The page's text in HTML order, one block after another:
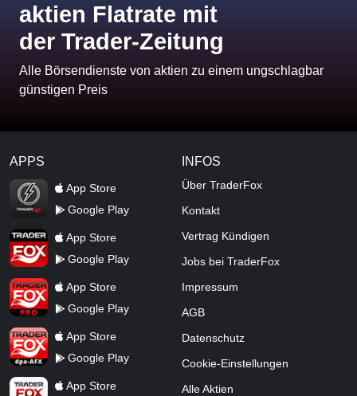
aktien Flatrate mit
der Trader-Zeitung
Alle Börsendienste von aktien zu einem ungschlagbar
günstigen Preis
APPS
TraderFox Flash
App Store
Google Play
TraderFox AppApp Store
Google Play
TraderFox ProApp Store
Google Play
TraderFox dpa-AFX ProFeed
App Store
Google Play
TraderFox Live Trading
App Store
INFOS
Über TraderFox
Kontakt
Vertrag Kündigen
Jobs bei TraderFox
Impressum
AGB
Datenschutz
Cookie-Einstellungen
Alle Aktien